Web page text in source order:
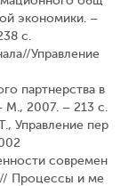
экономики. –
с.
Управление
партнерства в
М., 2007. – 213 с.
Управление пер
современ
// Процессы и ме